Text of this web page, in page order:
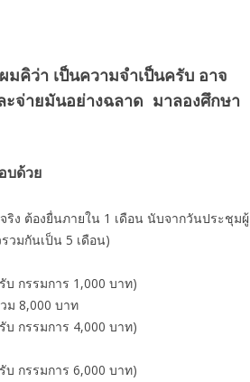
มคิว่า เป็นความจำเป็นครับ อาจ
ะจ่ายมันอย่างฉลาด มาลองศึกษา
บด้วย
ง ต้องยื่นภายใน 1 เดือน นับจากวันประชุมผู้
วมกันเป็น 5 เดือน)
กรรมการ 1,000 บาท)
ม 8,000 บาท
กรรมการ 4,000 บาท)
กรรมการ 6,000 บาท)